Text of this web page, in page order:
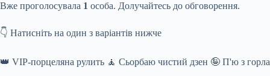
Вже проголосувала 1 особа. Долучайтесь до обговорення.
👇 Натисніть на один з варіантів нижче
👑 VIP-порцеляна рулить 🧘 Сьорбаю чистий дзен 🤪 П'ю з горла